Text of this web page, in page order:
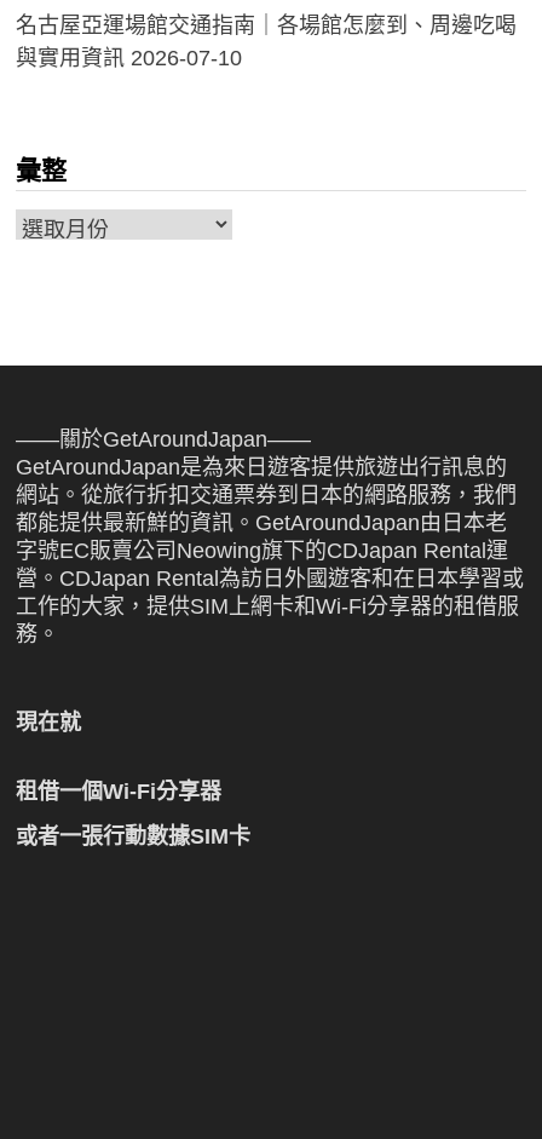
名古屋亞運場館交通指南｜各場館怎麼到、周邊吃喝
與實用資訊 2026-07-10
彙整
彙
——關於GetAroundJapan——
GetAroundJapan是為來日遊客提供旅遊出行訊息的
網站。從旅行折扣交通票券到日本的網路服務，我們
都能提供最新鮮的資訊。GetAroundJapan由日本老
字號EC販賣公司Neowing旗下的CDJapan Rental運
營。CDJapan Rental為訪日外國遊客和在日本學習或
工作的大家，提供SIM上網卡和Wi-Fi分享器的租借服
務。
現在就
租借一個Wi-Fi分享器
或者一張行動數據SIM卡